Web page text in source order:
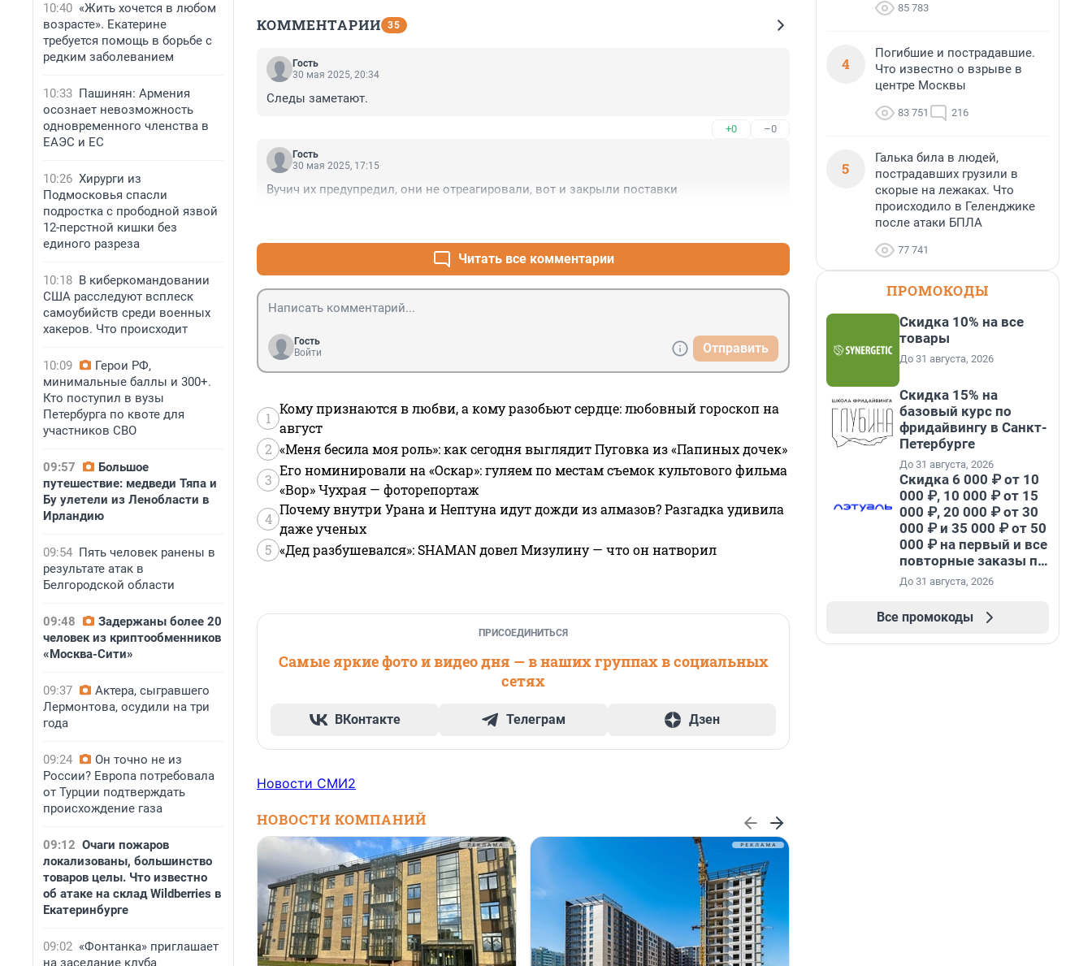
10:40 «Жить хочется в любом
возрасте». Екатерине
требуется помощь в борьбе с
редким заболеванием
10:33 Пашинян: Армения
осознает невозможность
одновременного членства в
ЕАЭС и ЕС
10:26 Хирурги из
Подмосковья спасли
подростка с прободной язвой
12-перстной кишки без
единого разреза
10:18 В киберкомандовании
США расследуют всплеск
самоубийств среди военных
хакеров. Что происходит
10:09
Герои РФ,
минимальные баллы и 300+.
Кто поступил в вузы
Петербурга по квоте для
участников СВО
09:57
Большое
путешествие: медведи Тяпа и
Бу улетели из Ленобласти в
Ирландию
09:54 Пять человек ранены в
результате атак в
Белгородской области
09:48
Задержаны более 20
человек из криптообменников
«Москва-Сити»
09:37
Актера, сыгравшего
Лермонтова, осудили на три
года
09:24
Он точно не из
России? Европа потребовала
от Турции подтверждать
происхождение газа
09:12 Очаги пожаров
локализованы, большинство
товаров целы. Что известно
об атаке на склад Wildberries в
Екатеринбурге
09:02 «Фонтанка» приглашает
на заседание клуба
КОММЕНТАРИИ 35
Гость
30 мая 2025, 20:34
Следы заметают.
+0 –0
Гость
30 мая 2025, 17:15
Вучич их предупредил, они не отреагировали, вот и закрыли поставки
Читать все комментарии
Гость
Войти
Отправить
1
Кому признаются в любви, а кому разобьют сердце: любовный гороскоп на
август
2 «Меня бесила моя роль»: как сегодня выглядит Пуговка из «Папиных дочек»
3
Его номинировали на «Оскар»: гуляем по местам съемок культового фильма
«Вор» Чухрая — фоторепортаж
4
Почему внутри Урана и Нептуна идут дожди из алмазов? Разгадка удивила
даже ученых
5 «Дед разбушевался»: SHAMAN довел Мизулину — что он натворил
ПРИСОЕДИНИТЬСЯ
Самые яркие фото и видео дня — в наших группах в социальных
сетях
ВКонтакте Телеграм Дзен
Новости СМИ2
НОВОСТИ КОМПАНИЙ
85 783
4
Погибшие и пострадавшие.
Что известно о взрыве в
центре Москвы
83 751 216
5
Галька била в людей,
пострадавших грузили в
скорые на лежаках. Что
происходило в Геленджике
после атаки БПЛА
77 741
ПРОМОКОДЫ
Скидка 10% на все
товары
До 31 августа, 2026
Скидка 15% на
базовый курс по
фридайвингу в Санкт-
Петербурге
До 31 августа, 2026
Скидка 6 000 ₽ от 10
000 ₽, 10 000 ₽ от 15
000 ₽, 20 000 ₽ от 30
000 ₽ и 35 000 ₽ от 50
000 ₽ на первый и все
повторные заказы по
промокоду НАБЕРИ
До 31 августа, 2026
Все промокоды